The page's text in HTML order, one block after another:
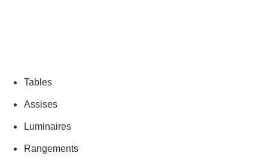
Tables
Assises
Luminaires
Rangements